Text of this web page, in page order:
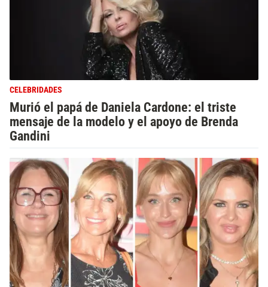
CELEBRIDADES
Murió el papá de Daniela Cardone: el triste
mensaje de la modelo y el apoyo de Brenda
Gandini